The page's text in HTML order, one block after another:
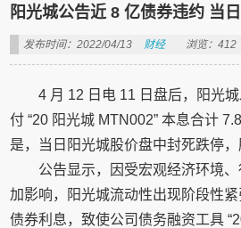
阳光城公告近 8 亿债券违约 当
发布时间：2022/04/13 财经 浏览：412
4 月 12 日电 11 日盘后，阳光
付 “20 阳光城 MTN002” 本息合计
是，当日阳光城股价盘中封死跌停，
公告显示，因受宏观经济环境
加影响，阳光城流动性出现阶段性
债券利息，致使公司债务融资工具